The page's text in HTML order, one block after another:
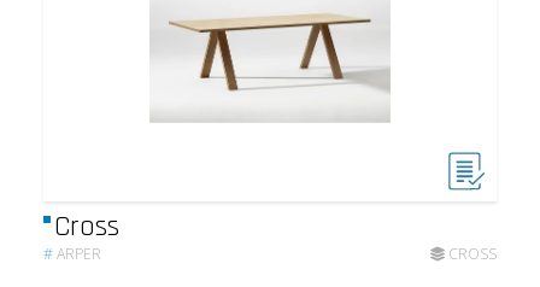
Cross
#ARPER CROSS